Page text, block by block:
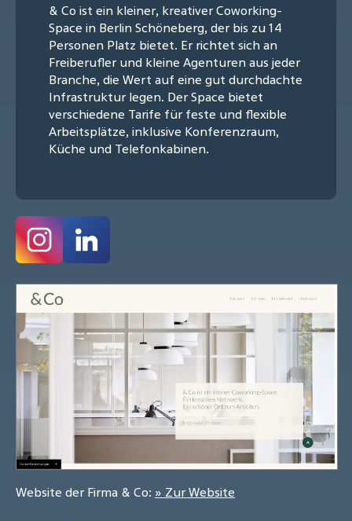
& Co ist ein kleiner, kreativer Coworking-
Space in Berlin Schöneberg, der bis zu 14
Personen Platz bietet. Er richtet sich an
Freiberufler und kleine Agenturen aus jeder
Branche, die Wert auf eine gut durchdachte
Infrastruktur legen. Der Space bietet
verschiedene Tarife für feste und flexible
Arbeitsplätze, inklusive Konferenzraum,
Küche und Telefonkabinen.
Website der Firma & Co: » Zur Website